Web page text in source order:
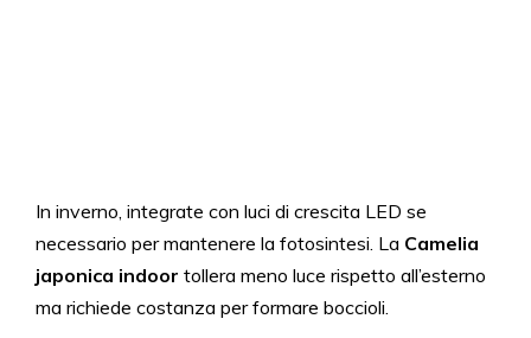
In inverno, integrate con luci di crescita LED se
necessario per mantenere la fotosintesi. La Camelia
japonica indoor tollera meno luce rispetto all’esterno
ma richiede costanza per formare boccioli.